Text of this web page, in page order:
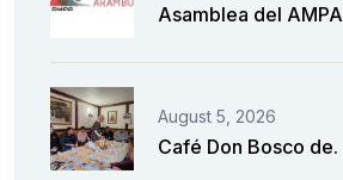
Asamblea del AMPA
August 5, 2026
Café Don Bosco de.